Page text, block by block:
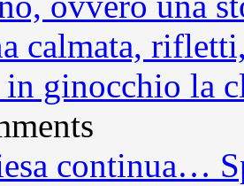
calmata,
ginocchio la
continua…